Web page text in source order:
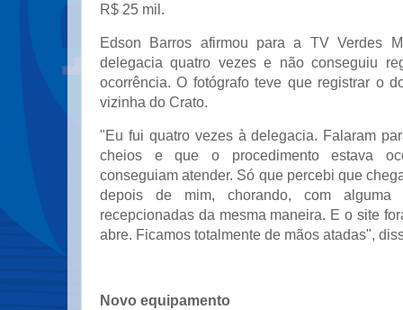
R$ 25 mil.
Edson Barros afirmou para a TV Verdes
delegacia quatro vezes e não conseguiu
ocorrência. O fotógrafo teve que registrar o
vizinha do Crato.
"Eu fui quatro vezes à delegacia. Falaram
cheios e que o procedimento estava
conseguiam atender. Só que percebi que
depois de mim, chorando, com alguma
recepcionadas da mesma maneira. E o site
abre. Ficamos totalmente de mãos atadas",
Novo equipamento